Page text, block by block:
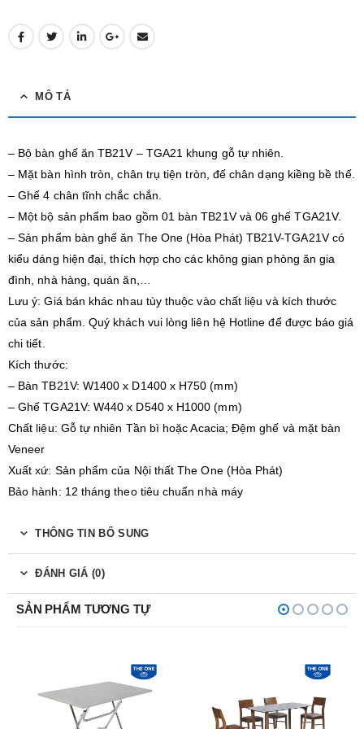
MÔ TẢ
– Bộ bàn ghế ăn TB21V – TGA21 khung gỗ tự nhiên.
– Mặt bàn hình tròn, chân trụ tiện tròn, đế chân dạng kiềng bề thế.
– Ghế 4 chân tĩnh chắc chắn.
– Một bộ sản phẩm bao gồm 01 bàn TB21V và 06 ghế TGA21V.
– Sản phẩm bàn ghế ăn The One (Hòa Phát) TB21V-TGA21V có
kiểu dáng hiện đại, thích hợp cho các không gian phòng ăn gia
đình, nhà hàng, quán ăn,…
Lưu ý: Giá bán khác nhau tùy thuộc vào chất liệu và kích thước
của sản phẩm. Quý khách vui lòng liên hệ Hotline để được báo giá
chi tiết.
Kích thước:
– Bàn TB21V: W1400 x D1400 x H750 (mm)
– Ghế TGA21V: W440 x D540 x H1000 (mm)
Chất liệu: Gỗ tự nhiên Tần bì hoặc Acacia; Đệm ghế và mặt bàn
Veneer
Xuất xứ: Sản phẩm của Nội thất The One (Hòa Phát)
Bảo hành: 12 tháng theo tiêu chuẩn nhà máy
THÔNG TIN BỔ SUNG
ĐÁNH GIÁ (0)
SẢN PHẨM TƯƠNG TỰ